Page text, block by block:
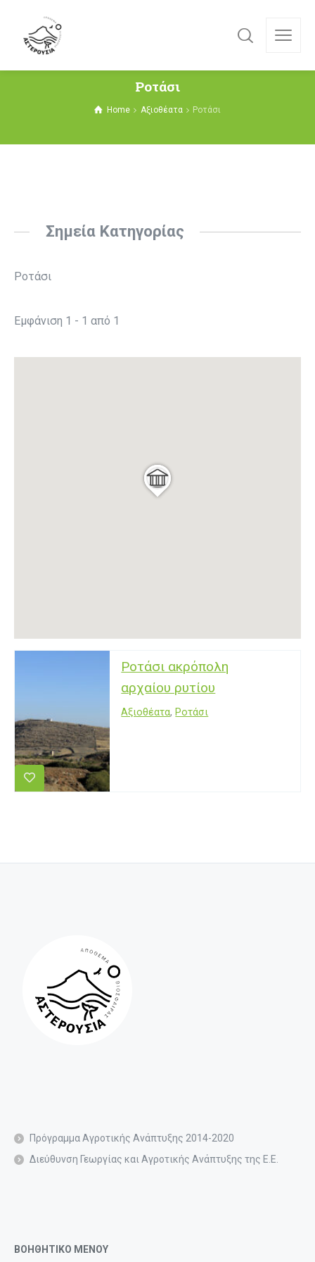
Ροτάσι
Home Αξιοθέατα Ροτάσι
Σημεία Κατηγορίας
Ροτάσι
Εμφάνιση 1 - 1 από 1
Ροτάσι ακρόπολη
αρχαίου ρυτίου
Αξιοθέατα, Ροτάσι
Πρόγραμμα Αγροτικής Ανάπτυξης 2014-2020
Διεύθυνση Γεωργίας και Αγροτικής Ανάπτυξης της Ε.Ε.
ΒΟΗΘΗΤΙΚΟ ΜΕΝΟΥ